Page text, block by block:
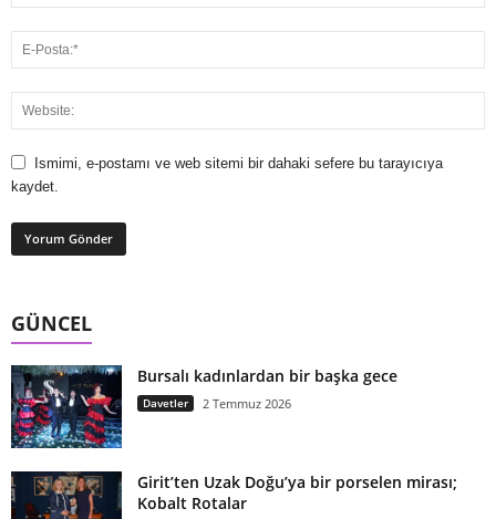
Ismimi, e-postamı ve web sitemi bir dahaki sefere bu tarayıcıya
kaydet.
GÜNCEL
Bursalı kadınlardan bir başka gece
Davetler 2 Temmuz 2026
Girit’ten Uzak Doğu’ya bir porselen mirası;
Kobalt Rotalar